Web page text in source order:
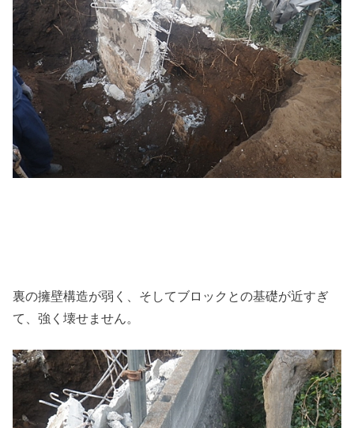
裏の擁壁構造が弱く、そしてブロックとの基礎が近すぎ
て、強く壊せません。